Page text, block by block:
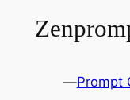
—Prompt